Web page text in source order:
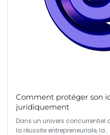
Comment protéger son
juridiquement
Dans un univers
la réussite entrepreneuriale, la…